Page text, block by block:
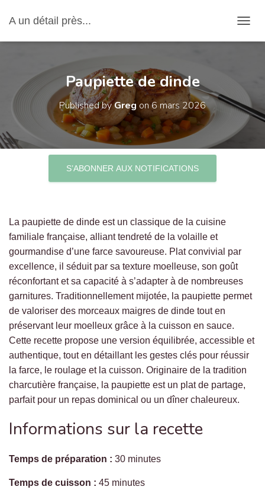
A un détail près...
Paupiette de dinde
Published byGreg on6 mars 2026
S’ABONNER AUX NOTIFICATIONS
La paupiette de dinde est un classique de la cuisine
familiale française, alliant tendreté de la volaille et
gourmandise d’une farce savoureuse. Plat convivial par
excellence, il séduit par sa texture moelleuse, son goût
réconfortant et sa capacité à s’adapter à de nombreuses
garnitures. Traditionnellement mijotée, la paupiette permet
de valoriser des morceaux maigres de dinde tout en
préservant leur moelleux grâce à la cuisson en sauce.
Cette recette propose une version équilibrée, accessible et
authentique, tout en détaillant les gestes clés pour réussir
la farce, le roulage et la cuisson. Originaire de la tradition
charcutière française, la paupiette est un plat de partage,
parfait pour un repas dominical ou un dîner chaleureux.
Informations sur la recette
Temps de préparation : 30 minutes
Temps de cuisson : 45 minutes